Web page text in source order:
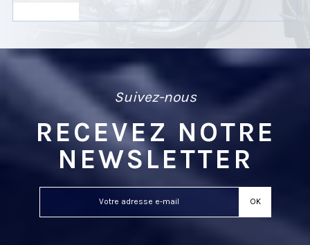
Suivez-nous
RECEVEZ NOTRE
NEWSLETTER